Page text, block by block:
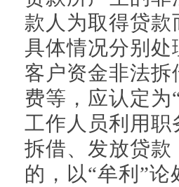
款人为取得贷
具体情况分别
客户资金非法
费等，应认定为
工作人员利用
拆借、发放贷
的，以“牟利”